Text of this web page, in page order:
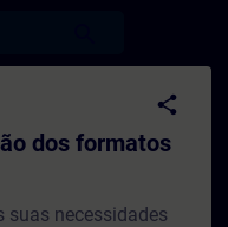
de
share
dos formatos
suas necessidades